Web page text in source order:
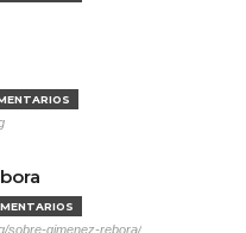
sobre-gimenez-rebora/